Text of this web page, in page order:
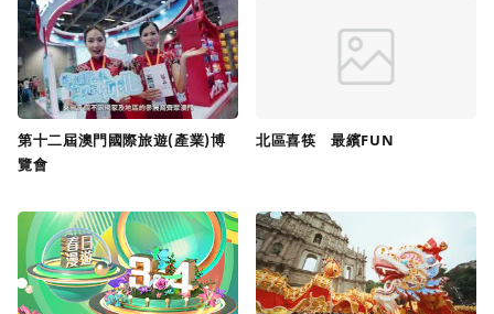
第十二屆澳門國際旅遊(產業)博
覽會
北區喜筷 最繽FUN